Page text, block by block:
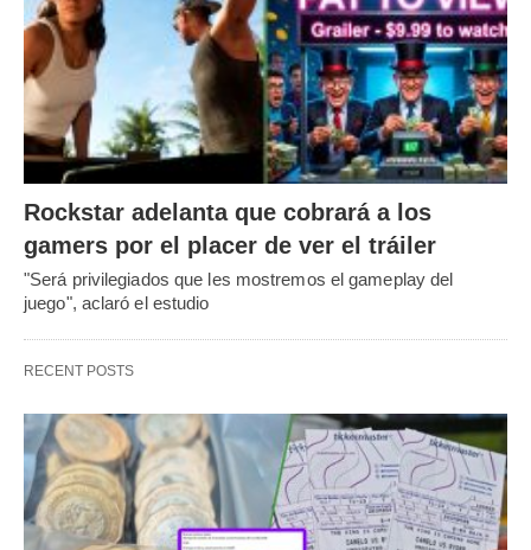
Rockstar adelanta que cobrará a los
gamers por el placer de ver el tráiler
"Será privilegiados que les mostremos el gameplay del
juego", aclaró el estudio
RECENT POSTS